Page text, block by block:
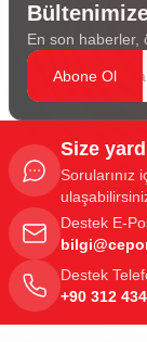
En son haberler,
Abone Ol
Size
Sorularınız
Destek E-
Destek
+90 312